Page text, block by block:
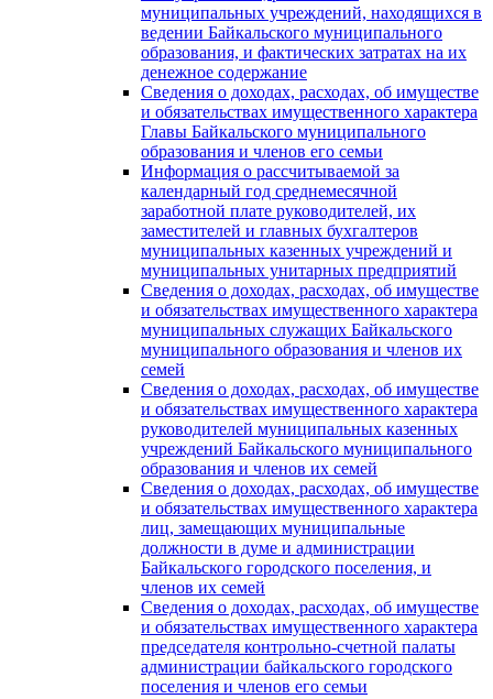
муниципальных учреждений, находящихся в
ведении Байкальского муниципального
образования, и фактических затратах на их
денежное содержание
Сведения о доходах, расходах, об имуществе
и обязательствах имущественного характера
Главы Байкальского муниципального
образования и членов его семьи
Информация о рассчитываемой за
календарный год среднемесячной
заработной плате руководителей, их
заместителей и главных бухгалтеров
муниципальных казенных учреждений и
муниципальных унитарных предприятий
Сведения о доходах, расходах, об имуществе
и обязательствах имущественного характера
муниципальных служащих Байкальского
муниципального образования и членов их
семей
Сведения о доходах, расходах, об имуществе
и обязательствах имущественного характера
руководителей муниципальных казенных
учреждений Байкальского муниципального
образования и членов их семей
Сведения о доходах, расходах, об имуществе
и обязательствах имущественного характера
лиц, замещающих муниципальные
должности в думе и администрации
Байкальского городского поселения, и
членов их семей
Сведения о доходах, расходах, об имуществе
и обязательствах имущественного характера
председателя контрольно-счетной палаты
администрации байкальского городского
поселения и членов его семьи